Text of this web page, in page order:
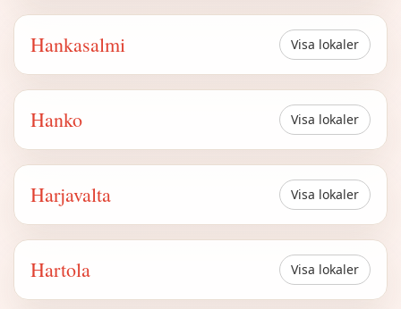
Hankasalmi Visa lokaler
Hanko Visa lokaler
Harjavalta Visa lokaler
Hartola Visa lokaler